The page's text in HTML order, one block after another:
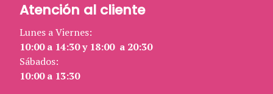
Atención al cliente
Lunes a Viernes:
10:00 a 14:30 y 18:00 a 20:30
Sábados:
10:00 a 13:30